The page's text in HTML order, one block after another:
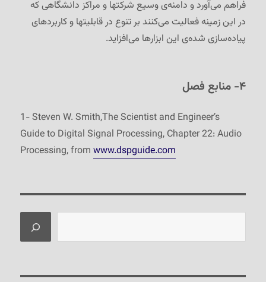
فراهم می‌آورد و دامنه‌ی وسیع شرکتها و مراکز دانشگاهی که
در این زمینه فعالیت می‌کنند بر تنوع در قابلیتها و کاربردهای
پیاده‌سازی شده‌ی این ابزارها می‌افزاید.
۴- منابع فصل
1- Steven W. Smith,The Scientist and Engineer’s
Guide to Digital Signal Processing, Chapter 22: Audio
Processing, fromwww.dspguide.com